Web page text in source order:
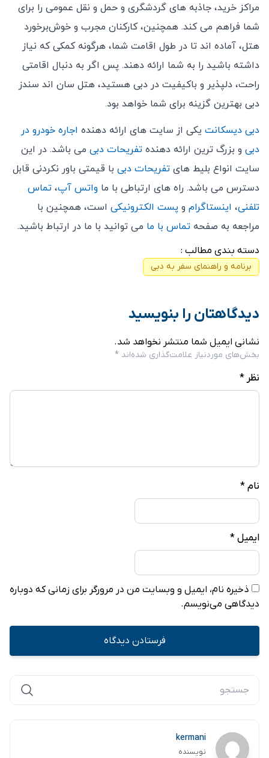
مراکز خرید، جاذبه‌ های گردشگری و حمل و نقل عمومی را برای
شما فراهم می ‌کند. همچنین، کارکنان مجرب و خوش‌برخورد
هتل، آماده ‌اند تا در طول اقامت شما، هرگونه کمکی که نیاز
داشته باشید را به شما ارائه دهند. پس اگر به دنبال اقامتی
راحت، دلپذیر و باکیفیت در دبی هستید، هتل سان اند سندز
دبی بهترین گزینه برای شما خواهد بود.
دبی دیسکانت یکی از سایت های ارائه دهنده اجاره خودرو در
دبی و بزرگ ترین ارائه دهنده تفریحات دبی می باشد. در این
سایت انواع بلیط های تفریحات دبی با قیمتی باور نکردنی قابل
دسترس می باشد. راه های ارتباطی با ما واتس آپ، تماس
تلفنی، اینستاگرام و پست الکترونیکی است، همچنین با
مراجعه به صفحه تماس با ما می توانید با ما در ارتباط باشید.
دسته بندی مطالب :
برنامه و راهنمای سفر به دبی
دیدگاهتان را بنویسید
نشانی ایمیل شما منتشر نخواهد شد.
بخش‌های موردنیاز علامت‌گذاری شده‌اند *
نظر *
نام *
ایمیل *
ذخیره نام، ایمیل و وبسایت من در مرورگر برای زمانی که دوباره
دیدگاهی می‌نویسم.
kermani
نویسنده